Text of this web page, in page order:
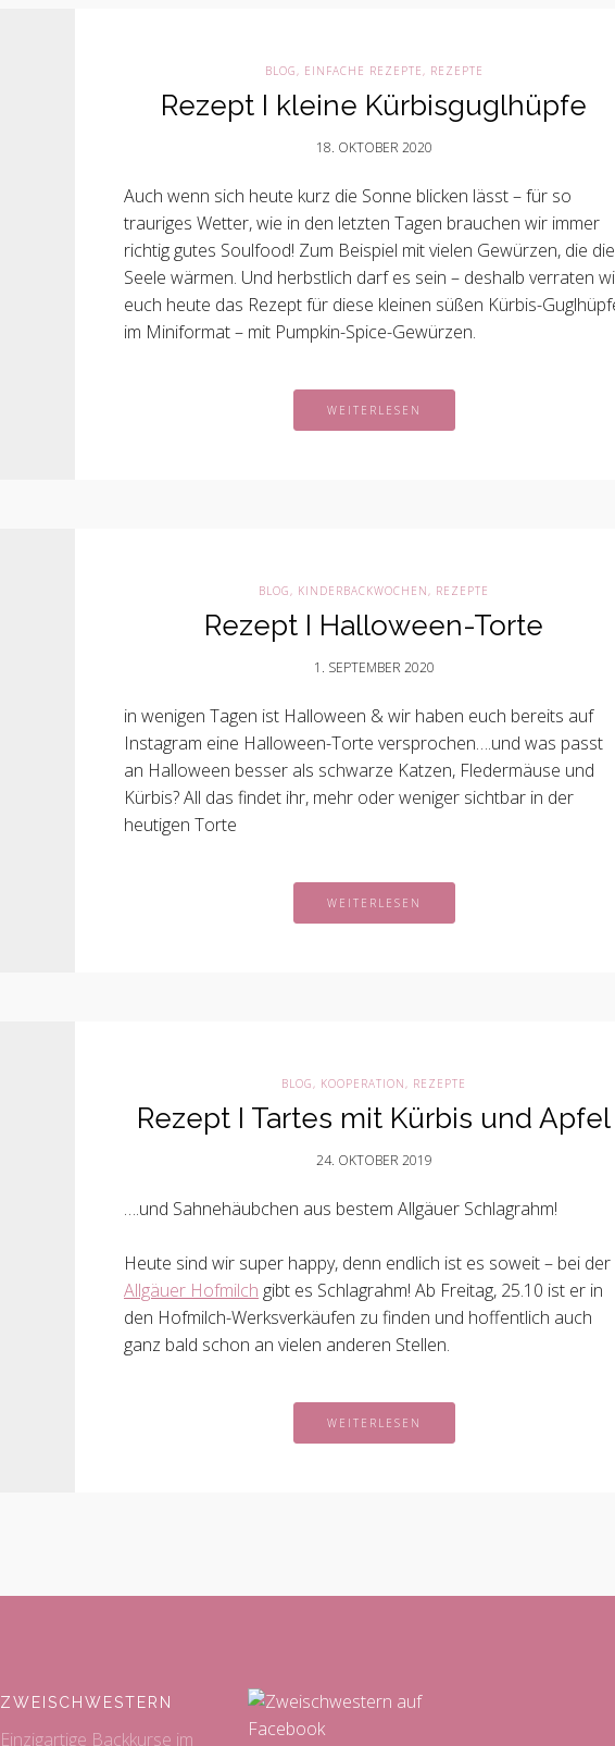
BLOG, EINFACHE REZEPTE, REZEPTE
Rezept I kleine Kürbisguglhüpfe
18. OKTOBER 2020
Auch wenn sich heute kurz die Sonne blicken lässt – für so
trauriges Wetter, wie in den letzten Tagen brauchen wir immer
richtig gutes Soulfood! Zum Beispiel mit vielen Gewürzen, die die
Seele wärmen. Und herbstlich darf es sein – deshalb verraten
euch heute das Rezept für diese kleinen süßen Kürbis-
im Miniformat – mit Pumpkin-Spice-Gewürzen.
WEITERLESEN
BLOG, KINDERBACKWOCHEN, REZEPTE
Rezept I Halloween-Torte
1. SEPTEMBER 2020
in wenigen Tagen ist Halloween & wir haben euch bereits auf
Instagram eine Halloween-Torte versprochen….und was passt
an Halloween besser als schwarze Katzen, Fledermäuse und
Kürbis? All das findet ihr, mehr oder weniger sichtbar in der
heutigen Torte
WEITERLESEN
BLOG, KOOPERATION, REZEPTE
Rezept I Tartes mit Kürbis und Apfel
24. OKTOBER 2019
….und Sahnehäubchen aus bestem Allgäuer Schlagrahm!
Heute sind wir super happy, denn endlich ist es soweit – bei der
Allgäuer Hofmilch gibt es Schlagrahm! Ab Freitag, 25.10 ist er in
den Hofmilch-Werksverkäufen zu finden und hoffentlich auch
ganz bald schon an vielen anderen Stellen.
WEITERLESEN
ZWEISCHWESTERN
Einzigartige Backkurse im